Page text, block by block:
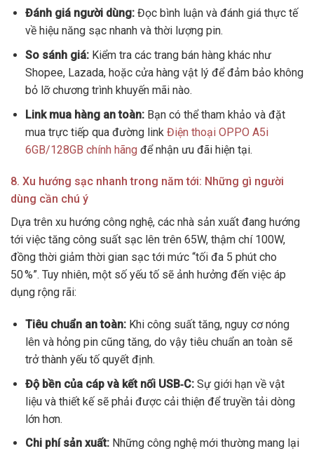
Đánh giá người dùng:Đọc bình luận và đánh giá thực tế
về hiệu năng sạc nhanh và thời lượng pin.
So sánh giá:Kiểm tra các trang bán hàng khác như
Shopee, Lazada, hoặc cửa hàng vật lý để đảm bảo không
bỏ lỡ chương trình khuyến mãi nào.
Link mua hàng an toàn:Bạn có thể tham khảo và đặt
mua trực tiếp qua đường link Điện thoại OPPO A5i
6GB/128GB chính hãng để nhận ưu đãi hiện tại.
8. Xu hướng sạc nhanh trong năm tới: Những gì người
dùng cần chú ý
Dựa trên xu hướng công nghệ, các nhà sản xuất đang hướng
tới việc tăng công suất sạc lên trên 65W, thậm chí 100W,
đồng thời giảm thời gian sạc tới mức “tối đa 5 phút cho
50 %”. Tuy nhiên, một số yếu tố sẽ ảnh hưởng đến việc áp
dụng rộng rãi:
Tiêu chuẩn an toàn:Khi công suất tăng, nguy cơ nóng
lên và hỏng pin cũng tăng, do vậy tiêu chuẩn an toàn sẽ
trở thành yếu tố quyết định.
Độ bền của cáp và kết nối USB‑C:Sự giới hạn về vật
liệu và thiết kế sẽ phải được cải thiện để truyền tải dòng
lớn hơn.
Chi phí sản xuất:Những công nghệ mới thường mang lại